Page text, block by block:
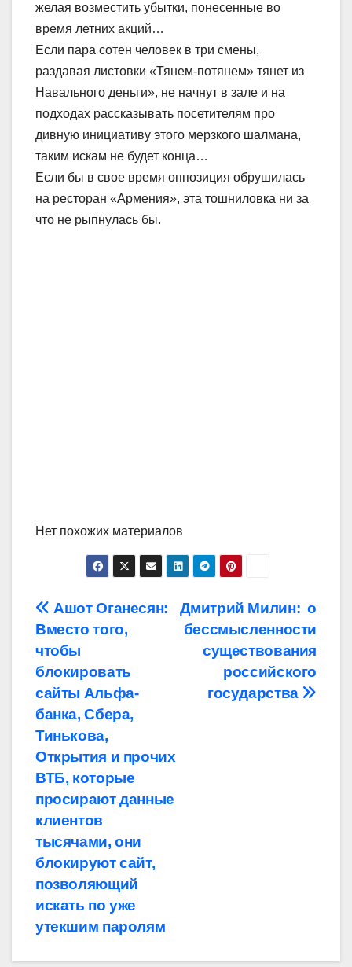
желая возместить убытки, понесенные во
время летних акций…
Если пара сотен человек в три смены,
раздавая листовки «Тянем-потянем» тянет из
Навального деньги», не начнут в зале и на
подходах рассказывать посетителям про
дивную инициативу этого мерзкого шалмана,
таким искам не будет конца…
Если бы в свое время оппозиция обрушилась
на ресторан «Армения», эта тошниловка ни за
что не рыпнулась бы.
Нет похожих материалов
Навигация
по
записям
Дмитрий Милин: о
бессмысленности
существования
российского
государства
Ашот Оганесян:
Вместо того,
чтобы
блокировать
сайты Альфа-
банка, Сбера,
Тинькова,
Открытия и прочих
ВТБ, которые
просирают данные
клиентов
тысячами, они
блокируют сайт,
позволяющий
искать по уже
утекшим паролям